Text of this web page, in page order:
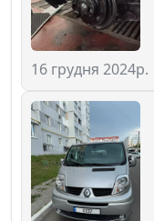
16 грудня 2024р.